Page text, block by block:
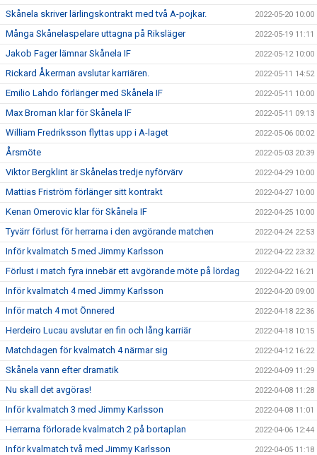
Skånela skriver lärlingskontrakt med två A-pojkar. 2022-05-20 10:00
Många Skånelaspelare uttagna på Riksläger 2022-05-19 11:11
Jakob Fager lämnar Skånela IF 2022-05-12 10:00
Rickard Åkerman avslutar karriären. 2022-05-11 14:52
Emilio Lahdo förlänger med Skånela IF 2022-05-11 10:00
Max Broman klar för Skånela IF 2022-05-11 09:13
William Fredriksson flyttas upp i A-laget 2022-05-06 00:02
Årsmöte 2022-05-03 20:39
Viktor Bergklint är Skånelas tredje nyförvärv 2022-04-29 10:00
Mattias Friström förlänger sitt kontrakt 2022-04-27 10:00
Kenan Omerovic klar för Skånela IF 2022-04-25 10:00
Tyvärr förlust för herrarna i den avgörande matchen 2022-04-24 22:53
Inför kvalmatch 5 med Jimmy Karlsson 2022-04-22 23:32
Förlust i match fyra innebär ett avgörande möte på lördag 2022-04-22 16:21
Inför kvalmatch 4 med Jimmy Karlsson 2022-04-20 09:00
Inför match 4 mot Önnered 2022-04-18 22:36
Herdeiro Lucau avslutar en fin och lång karriär 2022-04-18 10:15
Matchdagen för kvalmatch 4 närmar sig 2022-04-12 16:22
Skånela vann efter dramatik 2022-04-09 11:29
Nu skall det avgöras! 2022-04-08 11:28
Inför kvalmatch 3 med Jimmy Karlsson 2022-04-08 11:01
Herrarna förlorade kvalmatch 2 på bortaplan 2022-04-06 12:44
Inför kvalmatch två med Jimmy Karlsson 2022-04-05 11:18